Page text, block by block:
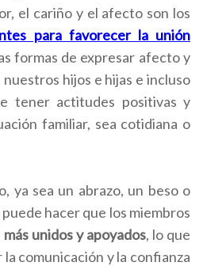
el cariño y el afecto son los
para favorecer la unión
formas de expresar afecto y
hijos e hijas e incluso
tener actitudes positivas y
familiar, sea cotidiana o
ya sea un abrazo, un beso o
hacer que los miembros
unidos y apoyados, lo que
comunicación y la confianza